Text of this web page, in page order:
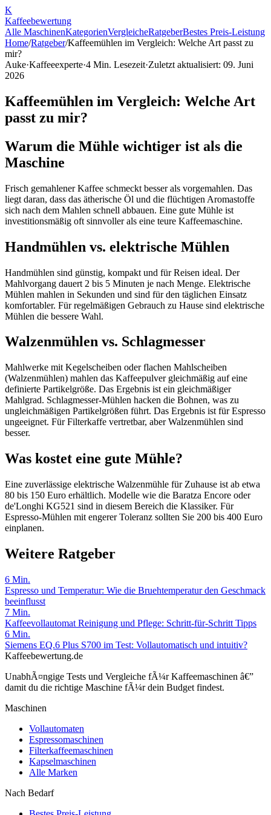
K
Kaffeebewertung
Alle MaschinenKategorienVergleicheRatgeberBestes Preis-Leistung
Home/Ratgeber/Kaffeemühlen im Vergleich: Welche Art passt zu
mir?
Auke·Kaffeeexperte·4 Min. Lesezeit·Zuletzt aktualisiert: 09. Juni
2026
Kaffeemühlen im Vergleich: Welche Art
passt zu mir?
Warum die Mühle wichtiger ist als die
Maschine
Frisch gemahlener Kaffee schmeckt besser als vorgemahlen. Das
liegt daran, dass das ätherische Öl und die flüchtigen Aromastoffe
sich nach dem Mahlen schnell abbauen. Eine gute Mühle ist
investitionsmäßig oft sinnvoller als eine teure Kaffeemaschine.
Handmühlen vs. elektrische Mühlen
Handmühlen sind günstig, kompakt und für Reisen ideal. Der
Mahlvorgang dauert 2 bis 5 Minuten je nach Menge. Elektrische
Mühlen mahlen in Sekunden und sind für den täglichen Einsatz
komfortabler. Für regelmäßigen Gebrauch zu Hause sind elektrische
Mühlen die bessere Wahl.
Walzenmühlen vs. Schlagmesser
Mahlwerke mit Kegelscheiben oder flachen Mahlscheiben
(Walzenmühlen) mahlen das Kaffeepulver gleichmäßig auf eine
definierte Partikelgröße. Das Ergebnis ist ein gleichmäßiger
Mahlgrad. Schlagmesser-Mühlen hacken die Bohnen, was zu
ungleichmäßigen Partikelgrößen führt. Das Ergebnis ist für Espresso
ungeeignet. Für Filterkaffe vertretbar, aber Walzenmühlen sind
besser.
Was kostet eine gute Mühle?
Eine zuverlässige elektrische Walzenmühle für Zuhause ist ab etwa
80 bis 150 Euro erhältlich. Modelle wie die Baratza Encore oder
de'Longhi KG521 sind in diesem Bereich die Klassiker. Für
Espresso-Mühlen mit engerer Toleranz sollten Sie 200 bis 400 Euro
einplanen.
Weitere Ratgeber
6 Min.
Espresso und Temperatur: Wie die Bruehtemperatur den Geschmack
beeinflusst
7 Min.
Kaffeevollautomat Reinigung und Pflege: Schritt-für-Schritt Tipps
6 Min.
Siemens EQ.6 Plus S700 im Test: Vollautomatisch und intuitiv?
Kaffeebewertung.de
UnabhÃ¤ngige Tests und Vergleiche fÃ¼r Kaffeemaschinen â€”
damit du die richtige Maschine fÃ¼r dein Budget findest.
Maschinen
Vollautomaten
Espressomaschinen
Filterkaffeemaschinen
Kapselmaschinen
Alle Marken
Nach Bedarf